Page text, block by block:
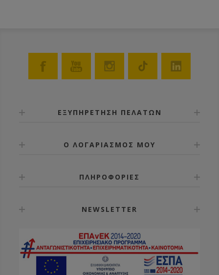
ΕΞΥΠΗΡΕΤΗΣΗ ΠΕΛΑΤΩΝ
Ο ΛΟΓΑΡΙΑΣΜΟΣ ΜΟΥ
ΠΛΗΡΟΦΟΡΙΕΣ
NEWSLETTER